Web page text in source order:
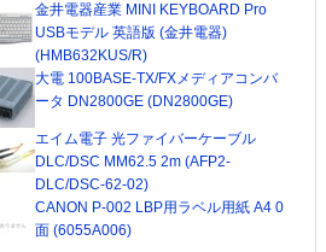
金井電器産業 MINI KEYBOARD Pro
USBモデル 英語版 (金井電器)
(HMB632KUS/R)
大電 100BASE-TX/FXメディアコンバ
ータ DN2800GE (DN2800GE)
エイム電子 光ファイバーケーブル
DLC/DSC MM62.5 2m (AFP2-
DLC/DSC-62-02)
CANON P-002 LBP用ラベル用紙 A4 0
面 (6055A006)